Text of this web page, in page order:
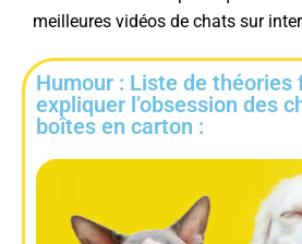
meilleures vidéos de chats sur
Humour : Liste de théories
expliquer l’obsession des
boîtes en carton :